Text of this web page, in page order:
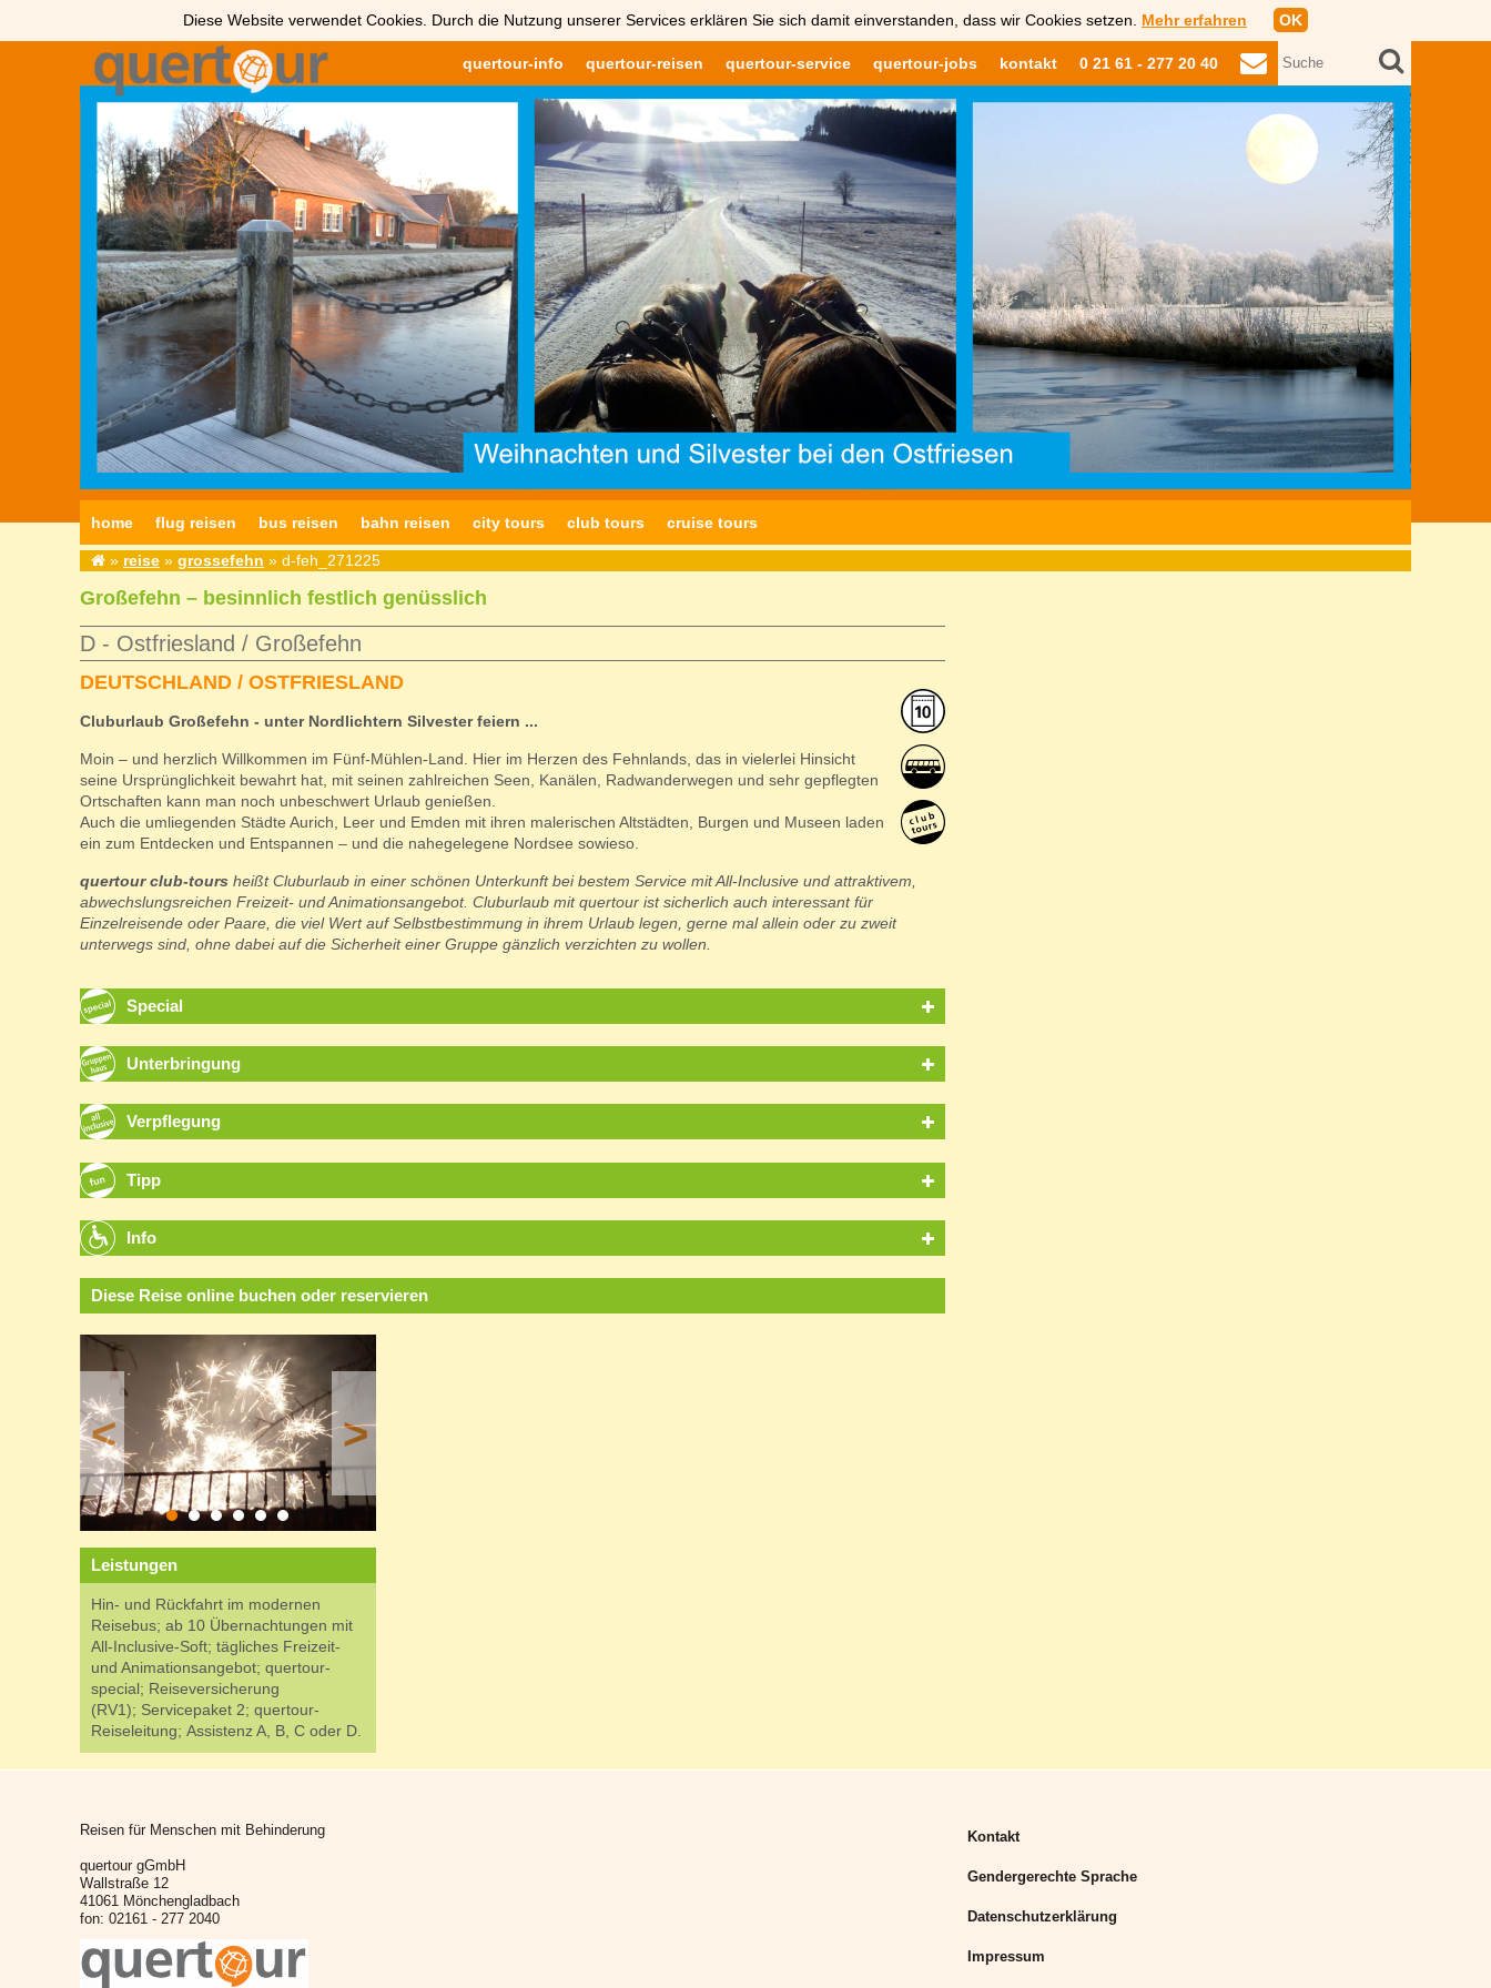
Diese Website verwendet Cookies. Durch die Nutzung unserer Services erklären Sie sich damit einverstanden, dass wir Cookies setzen. Mehr erfahren OK
0 21 61 - 277 20 40
quertour-info quertour-reisen quertour-service quertour-jobs kontakt
home flug reisen bus reisen bahn reisen city tours club tours cruise tours
» reise » grossefehn » d-feh_271225
Großefehn – besinnlich festlich genüsslich
D - Ostfriesland / Großefehn
DEUTSCHLAND / OSTFRIESLAND
Cluburlaub Großefehn - unter Nordlichtern Silvester feiern ...
Moin – und herzlich Willkommen im Fünf-Mühlen-Land. Hier im Herzen des Fehnlands, das in vielerlei Hinsicht
seine Ursprünglichkeit bewahrt hat, mit seinen zahlreichen Seen, Kanälen, Radwanderwegen und sehr gepflegten
Ortschaften kann man noch unbeschwert Urlaub genießen.
Auch die umliegenden Städte Aurich, Leer und Emden mit ihren malerischen Altstädten, Burgen und Museen laden
ein zum Entdecken und Entspannen – und die nahegelegene Nordsee sowieso.
quertour club-tours heißt Cluburlaub in einer schönen Unterkunft bei bestem Service mit All-Inclusive und attraktivem,
abwechslungsreichen Freizeit- und Animationsangebot. Cluburlaub mit quertour ist sicherlich auch interessant für
Einzelreisende oder Paare, die viel Wert auf Selbstbestimmung in ihrem Urlaub legen, gerne mal allein oder zu zweit
unterwegs sind, ohne dabei auf die Sicherheit einer Gruppe gänzlich verzichten zu wollen.
Special
Unterbringung
Verpflegung
Tipp
Info
Diese Reise online buchen oder reservieren
< >
Leistungen
Hin- und Rückfahrt im modernen
Reisebus; ab 10 Übernachtungen mit
All-Inclusive-Soft; tägliches Freizeit-
und Animationsangebot; quertour-
special; Reiseversicherung
(RV1); Servicepaket 2; quertour-
Reiseleitung; Assistenz A, B, C oder D.
Reisen für Menschen mit Behinderung
quertour gGmbH
Wallstraße 12
41061 Mönchengladbach
fon: 02161 - 277 2040
Kontakt
Gendergerechte Sprache
Datenschutzerklärung
Impressum